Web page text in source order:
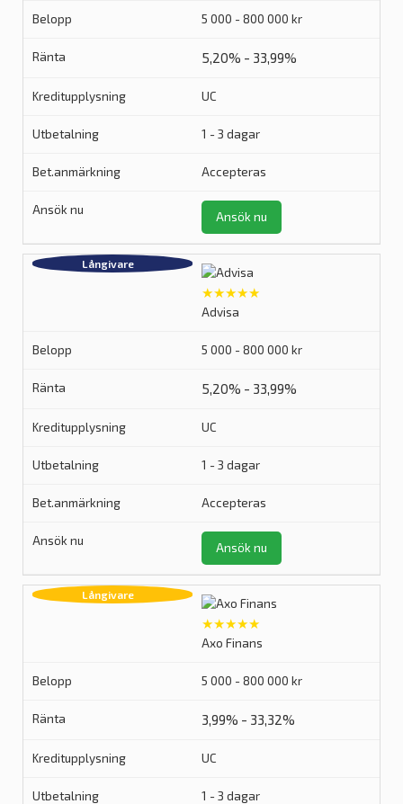
5 000 - 800 000 kr
5,20% - 33,99%
UC
1 - 3 dagar
Accepteras
Ansök nu
★★★★★
Advisa
5 000 - 800 000 kr
5,20% - 33,99%
UC
1 - 3 dagar
Accepteras
Ansök nu
★★★★★
Axo Finans
5 000 - 800 000 kr
3,99% - 33,32%
UC
1 - 3 dagar